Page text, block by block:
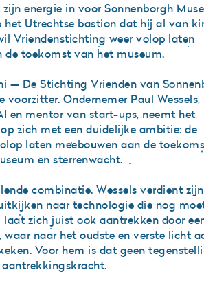
energie in voor Sonnenborgh
het Utrechtse bastion dat hij al van
Vriendenstichting weer volop laten
de toekomst van het museum.
— De Stichting Vrienden van
voorzitter. Ondernemer Paul Wessels,
en mentor van start-ups, neemt het
zich met een duidelijke ambitie: de
laten meebouwen aan de
en sterrenwacht.
combinatie. Wessels verdient zijn
naar technologie die nog
laat zich juist ook aantrekken door
waar naar het oudste en verste licht
Voor hem is dat geen
aantrekkingskracht.